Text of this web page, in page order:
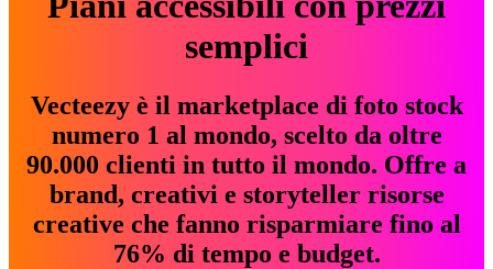
semplici
Vecteezy è il marketplace di foto stock
numero 1 al mondo, scelto da oltre
90.000 clienti in tutto il mondo. Offre a
brand, creativi e storyteller risorse
creative che fanno risparmiare fino al
76% di tempo e budget.